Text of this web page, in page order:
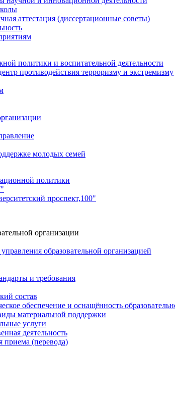
аттестация (диссертационные советы)
политики и воспитательной деятельности
противодействия терроризму и экстремизму
молодых семей
политики
проспект,100"
организации
образовательной организацией
и требования
состав
обеспечение и оснащённость
материальной поддержки
услуги
деятельность
приема (перевода)